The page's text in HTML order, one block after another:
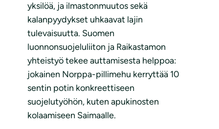
yksilöä, ja ilmastonmuutos sekä
kalanpyydykset uhkaavat lajin
tulevaisuutta. Suomen
luonnonsuojeluliiton ja Raikastamon
yhteistyö tekee auttamisesta helppoa:
jokainen Norppa-pillimehu kerryttää 10
sentin potin konkreettiseen
suojelutyöhön, kuten apukinosten
kolaamiseen Saimaalle.